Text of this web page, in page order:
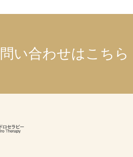
い合わせはこちら